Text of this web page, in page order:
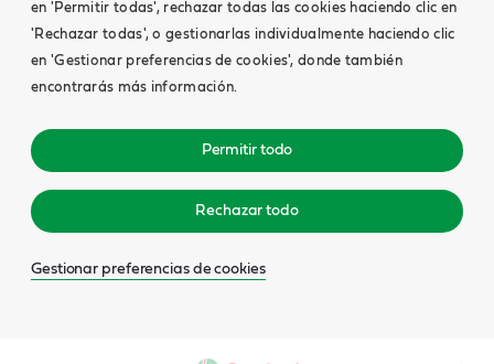
en 'Permitir todas', rechazar todas las cookies haciendo clic en
'Rechazar todas', o gestionarlas individualmente haciendo clic
en 'Gestionar preferencias de cookies', donde también
encontrarás más información.
Permitir todo
Rechazar todo
Gestionar preferencias de cookies